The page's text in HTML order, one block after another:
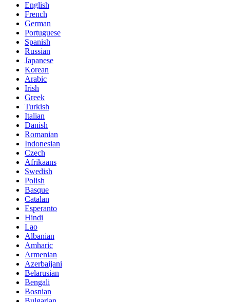
English
French
German
Portuguese
Spanish
Russian
Japanese
Korean
Arabic
Irish
Greek
Turkish
Italian
Danish
Romanian
Indonesian
Czech
Afrikaans
Swedish
Polish
Basque
Catalan
Esperanto
Hindi
Lao
Albanian
Amharic
Armenian
Azerbaijani
Belarusian
Bengali
Bosnian